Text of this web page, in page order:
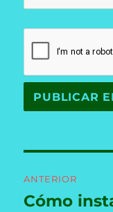
de
ANTERIOR
Entrada
Cómo